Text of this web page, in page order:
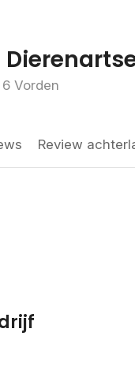
Vorden
Review